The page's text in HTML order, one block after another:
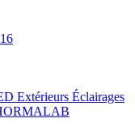
Extérieurs Éclairages